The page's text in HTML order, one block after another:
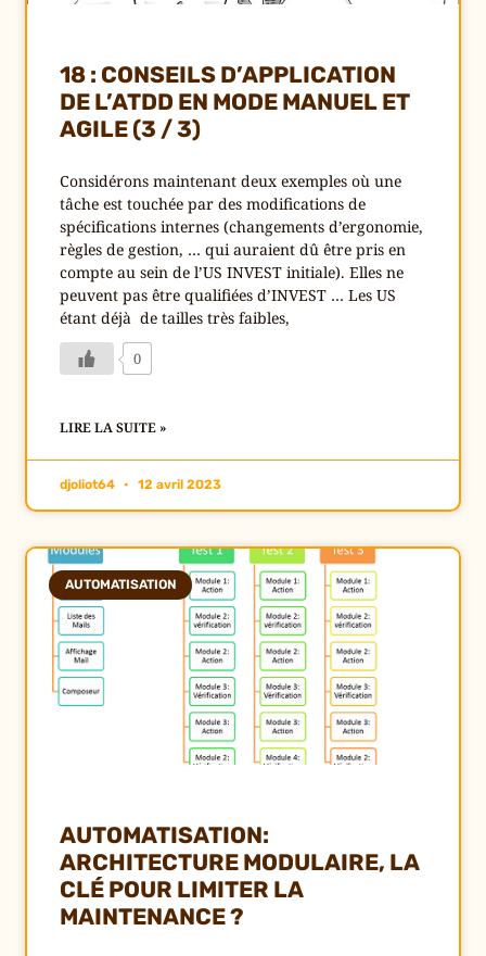
18 : CONSEILS D’APPLICATION
DE L’ATDD EN MODE MANUEL ET
AGILE (3 / 3)
Considérons maintenant deux exemples où une
tâche est touchée par des modifications de
spécifications internes (changements d’ergonomie,
règles de gestion, … qui auraient dû être pris en
compte au sein de l’US INVEST initiale). Elles ne
peuvent pas être qualifiées d’INVEST … Les US
étant déjà de tailles très faibles,
0
LIRE LA SUITE »
djoliot64 12 avril 2023
AUTOMATISATION
AUTOMATISATION:
ARCHITECTURE MODULAIRE, LA
CLÉ POUR LIMITER LA
MAINTENANCE ?